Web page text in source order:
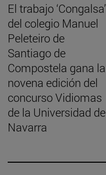
El trabajo ‘Congalsa’
del colegio Manuel
Peleteiro de
Santiago de
Compostela gana la
novena edición del
concurso Vidiomas
de la Universidad de
Navarra